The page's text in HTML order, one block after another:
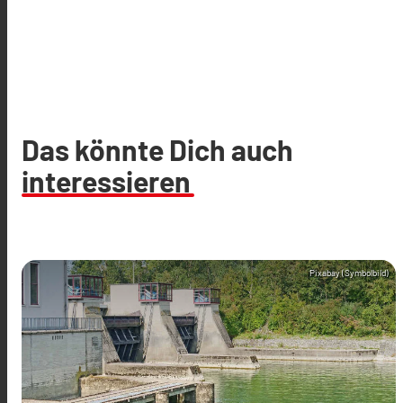
Das könnte Dich auch
interessieren
Pixabay (Symbolbild)